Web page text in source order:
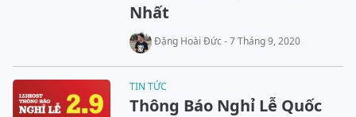
Nhất
Đặng Hoài Đức - 7 Tháng 9, 2020
TIN TỨC
Thông Báo Nghỉ Lễ Quốc